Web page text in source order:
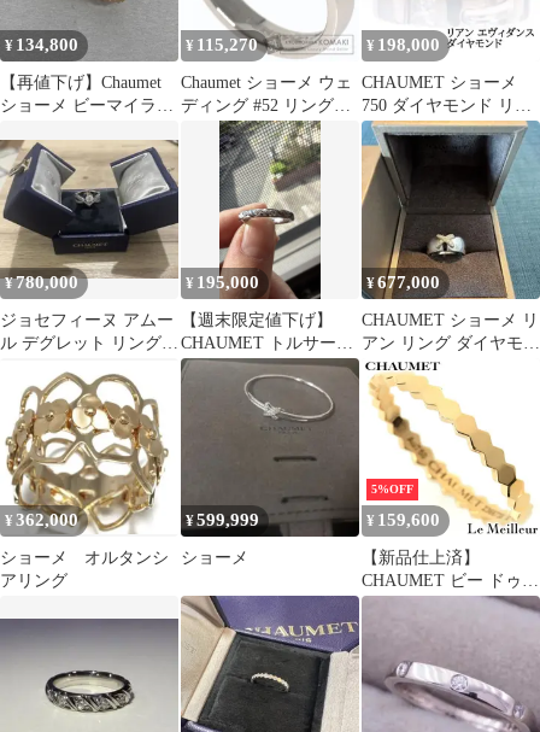
¥ 134,800
【再値下げ】Chaumet
ショーメ ビーマイラブ
リング・指輪 081931 レ
ディース K18ピンクゴ
ールド ピンクゴールド
中古
¥ 115,270
Chaumet ショーメ ウェ
ディング #52 リング・
指輪 PT950 レディース
[中古]
¥ 198,000
CHAUMET ショーメ
750 ダイヤモンド リア
ン エヴィダンス リング
¥780,000
ジョセフィーヌ アムー
ル デグレット リング
¥ 195,000
【週末限定値下げ】
CHAUMET トルサード
49号
¥677,000
CHAUMET ショーメ リ
アン リング ダイヤモン
ド ホワイトゴールド
¥ 362,000
ショーメ オルタンシ
アリング
¥599,999
ショーメ
5%OFF
¥ 159,600
【新品仕上済】
CHAUMET ビー ドゥ
ショーメ イエローゴー
ス 返品OK